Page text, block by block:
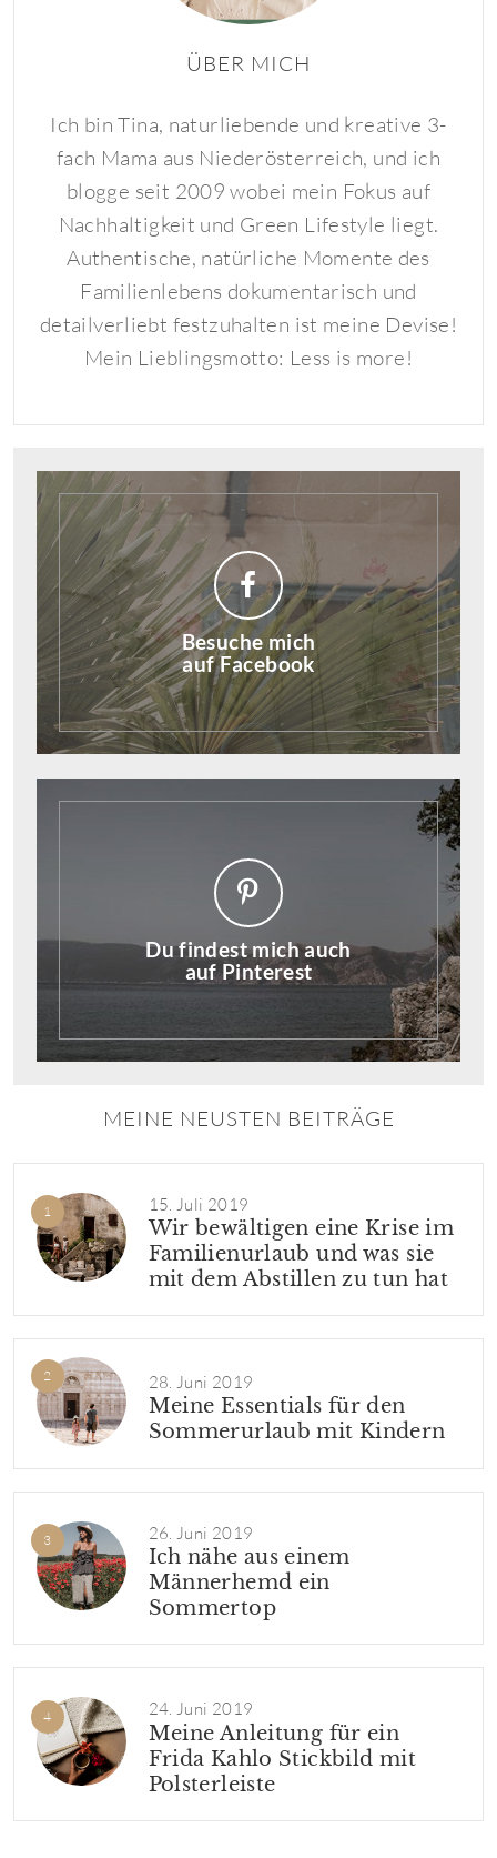
ÜBER MICH
Ich bin Tina, naturliebende und kreative 3-
fach Mama aus Niederösterreich, und ich
blogge seit 2009 wobei mein Fokus auf
Nachhaltigkeit und Green Lifestyle liegt.
Authentische, natürliche Momente des
Familienlebens dokumentarisch und
detailverliebt festzuhalten ist meine Devise!
Mein Lieblingsmotto: Less is more!
Besuche mich
auf Facebook
Du findest mich auch
auf Pinterest
MEINE NEUSTEN BEITRÄGE
15. Juli 2019
Wir bewältigen eine Krise im
Familienurlaub und was sie
mit dem Abstillen zu tun hat
28. Juni 2019
Meine Essentials für den
Sommerurlaub mit Kindern
26. Juni 2019
Ich nähe aus einem
Männerhemd ein
Sommertop
24. Juni 2019
Meine Anleitung für ein
Frida Kahlo Stickbild mit
Polsterleiste